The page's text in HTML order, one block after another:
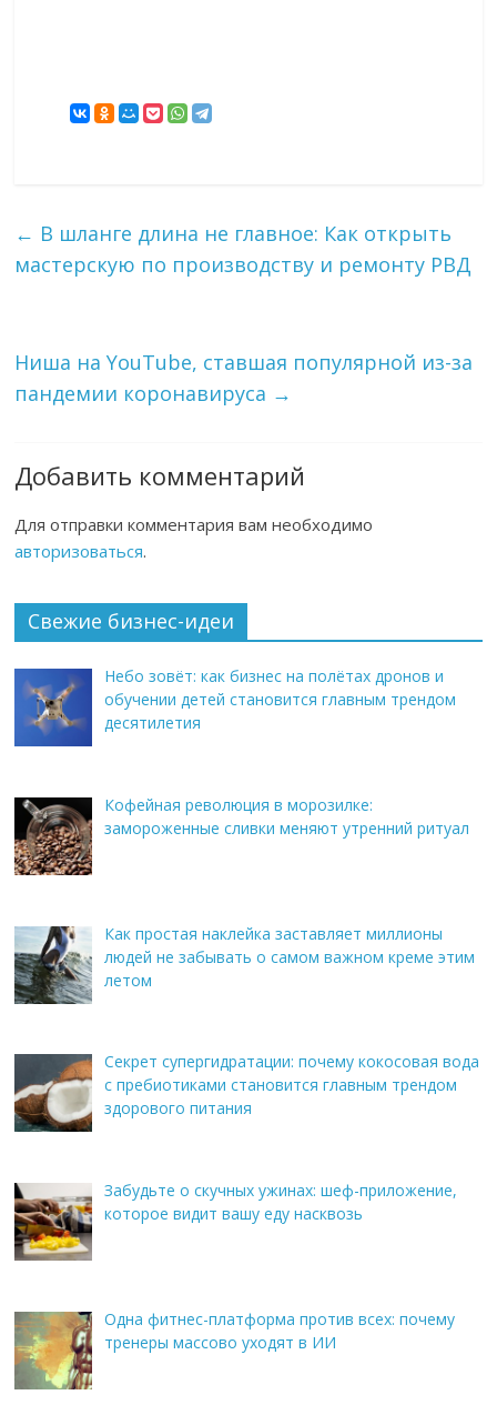
← В шланге длина не главное: Как открыть
мастерскую по производству и ремонту РВД
Ниша на YouTube, ставшая популярной из-за
пандемии коронавируса →
Добавить комментарий
Для отправки комментария вам необходимо
авторизоваться.
Свежие бизнес-идеи
Небо зовёт: как бизнес на полётах дронов и
обучении детей становится главным трендом
десятилетия
Кофейная революция в морозилке:
замороженные сливки меняют утренний ритуал
Как простая наклейка заставляет миллионы
людей не забывать о самом важном креме этим
летом
Секрет супергидратации: почему кокосовая вода
с пребиотиками становится главным трендом
здорового питания
Забудьте о скучных ужинах: шеф-приложение,
которое видит вашу еду насквозь
Одна фитнес-платформа против всех: почему
тренеры массово уходят в ИИ